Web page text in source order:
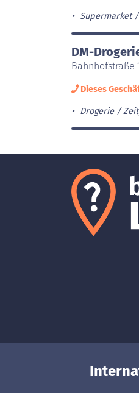
Supermarket
DM-
Bahnhofstraße
Dieses
Drogerie